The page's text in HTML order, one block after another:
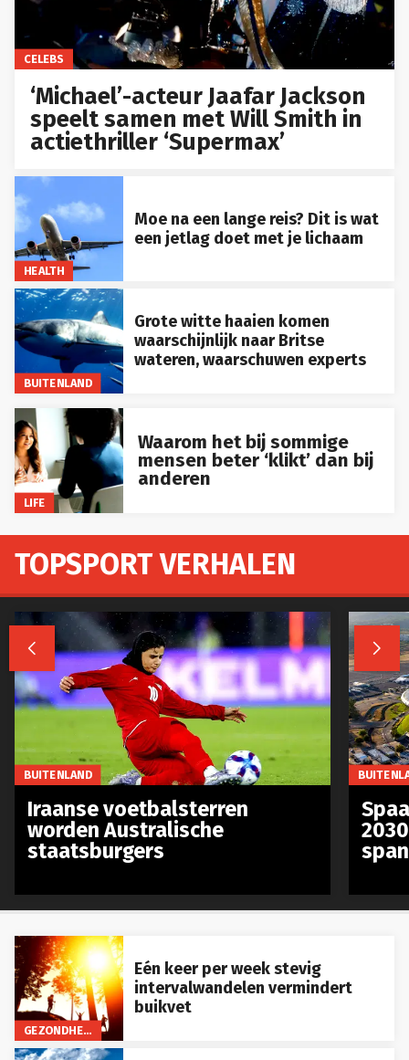
CELEBS
‘Michael’-acteur Jaafar Jackson
speelt samen met Will Smith in
actiethriller ‘Supermax’
HEALTH
Moe na een lange reis? Dit is wat
een jetlag doet met je lichaam
BUITENLAND
Grote witte haaien komen
waarschijnlijk naar Britse
wateren, waarschuwen experts
LIFE
Waarom het bij sommige
mensen beter ‘klikt’ dan bij
anderen
GEZONDHEID
Eén keer per week stevig
intervalwandelen vermindert
buikvet
TOPSPORT VERHALEN
 
BUITENLAND
Iraanse voetbalsterren
worden Australische
staatsburgers